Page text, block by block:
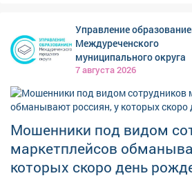
Управление
Междуреченского
муниципального округа
7 августа 2026
Мошенники под видом
маркетплейсов
которых скоро день